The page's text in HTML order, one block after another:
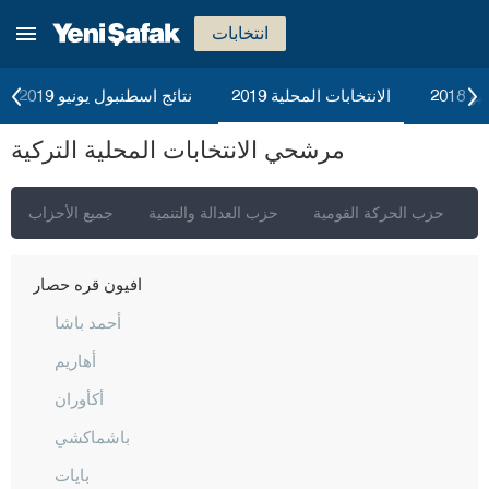
انتخابات
نتائج اسطنبول يونيو 2019 الانتخابات المحلية 2019
مرشحي الانتخابات المحلية التركية
جميع الأحزاب حزب العدالة والتنمية حزب الحركة القومية
أنقرة
إزمير
أديامان
أفيون قره حصار
أحمد باشا
أهاريم
أكأوران
باشماكشي
بايات